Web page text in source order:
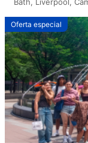
Oferta especial